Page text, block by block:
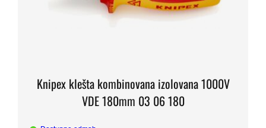
Knipex klešta kombinovana izolovana 1000V
VDE 180mm 03 06 180